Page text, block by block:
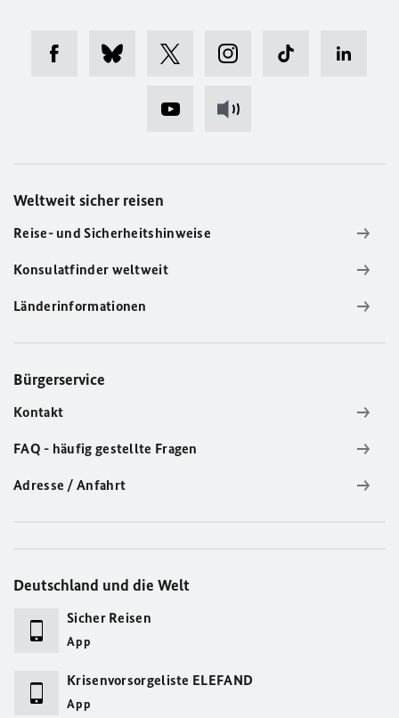
Weltweit sicher reisen
Reise- und Sicherheitshinweise
Konsulatfinder weltweit
Länderinformationen
Bürgerservice
Kontakt
FAQ - häufig gestellte Fragen
Adresse / Anfahrt
Deutschland und die Welt
Sicher Reisen
App
Krisenvorsorgeliste ELEFAND
App